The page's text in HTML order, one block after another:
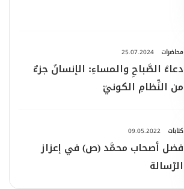
محاضرات 25.07.2024
دعاءُ الصَّباحِ والمساءِ: الإنسانُ جزءٌ
من النِّظامِ الكونيّ
كتابات 09.05.2022
فضل أصحاب محمَّد (ص) في إعزاز
الرّسالة